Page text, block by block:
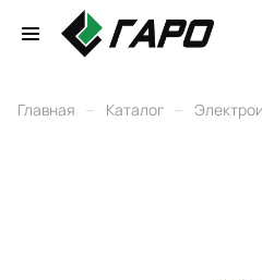
Главная – Каталог –